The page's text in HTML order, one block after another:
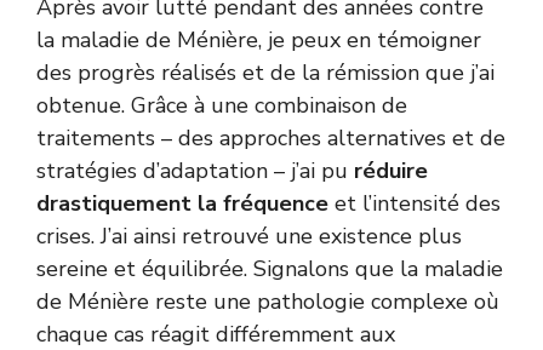
Après avoir lutté pendant des années contre
la maladie de Ménière, je peux en témoigner
des progrès réalisés et de la rémission que j’ai
obtenue. Grâce à une combinaison de
traitements – des approches alternatives et de
stratégies d’adaptation – j’ai pu réduire
drastiquement la fréquence et l’intensité des
crises. J’ai ainsi retrouvé une existence plus
sereine et équilibrée. Signalons que la maladie
de Ménière reste une pathologie complexe où
chaque cas réagit différemment aux